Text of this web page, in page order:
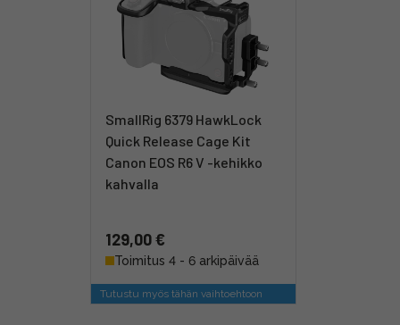
SmallRig 6379 HawkLock
Quick Release Cage Kit
Canon EOS R6 V -kehikko
kahvalla
129,00 €
Toimitus 4 - 6 arkipäivää
Tutustu myös tähän vaihtoehtoon